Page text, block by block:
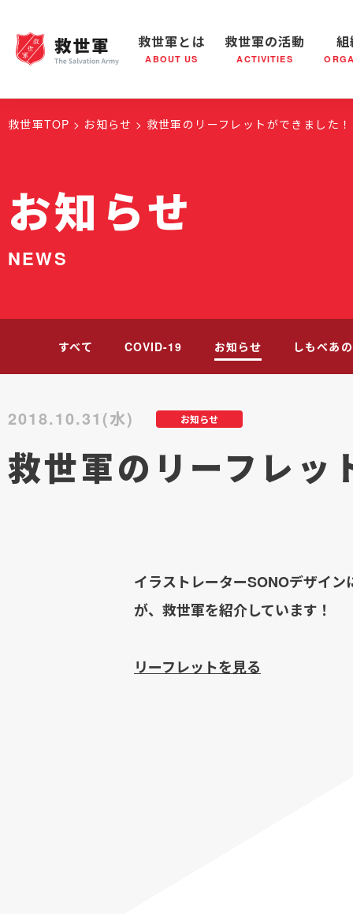
救世軍とは
ABOUT US
救世軍とは 世界が抱えている社会問題 救世軍
救世軍の活動
ACTIVITIES
救世軍の活動 社会鍋
組織概要
救世軍TOP お知らせ 救世軍のリーフレットができました！
お知らせ
NEWS
すべて COVID-19 お知らせ しもべあ
お知らせ
2018.10.31(水)
救世軍のリーフレッ
イラストレーターSONOデザイ
が、救世軍を紹介しています！
リーフレットを見る